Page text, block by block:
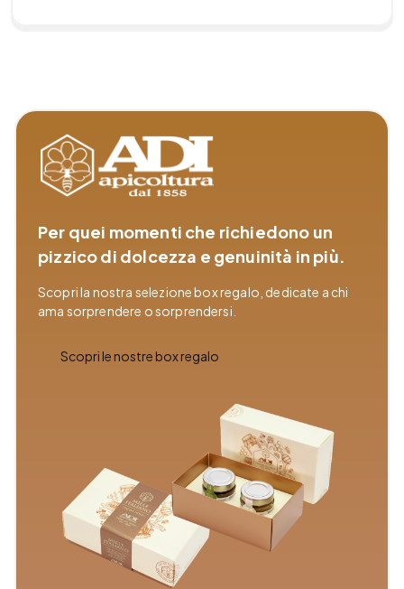
Per quei momenti che richiedono un
pizzico di dolcezza e genuinità in più.
Scopri la nostra selezione box regalo, dedicate a chi
ama sorprendere o sorprendersi.
Scopri le nostre box regalo